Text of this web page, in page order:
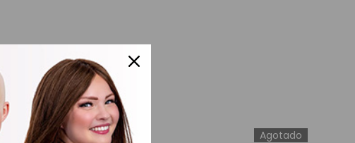
Agotado